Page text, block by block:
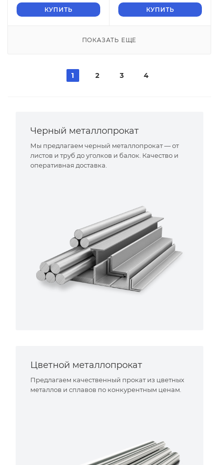
КУПИТЬ КУПИТЬ
ПОКАЗАТЬ ЕЩЕ
1 2 3 4
Черный металлопрокат
Мы предлагаем черный металлопрокат — от
листов и труб до уголков и балок. Качество и
оперативная доставка.
Цветной металлопрокат
Предлагаем качественный прокат из цветных
металлов и сплавов по конкурентным ценам.